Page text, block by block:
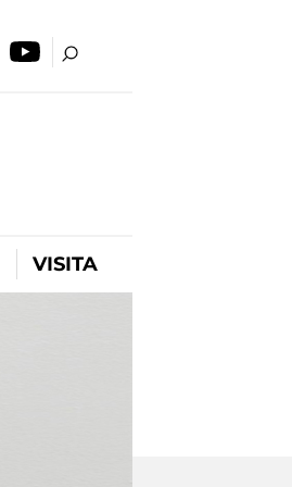
VISITA